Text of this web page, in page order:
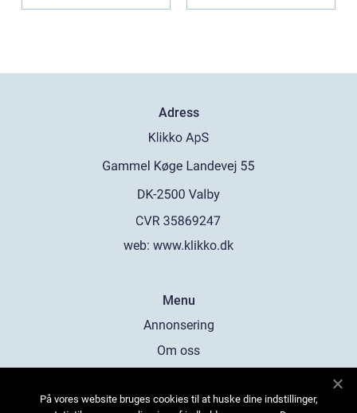
Adress
web: www.klikko.dk
Menu
Annonsering
Om oss
Kontakta oss
På vores website bruges cookies til at huske dine indstillinger,